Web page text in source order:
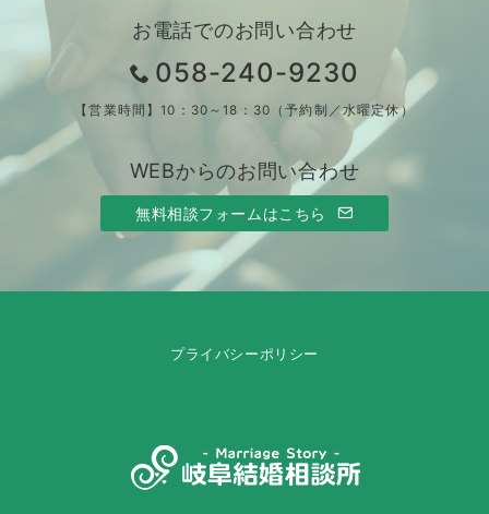
お電話でのお問い合わせ
058-240-9230
【営業時間】10：30～18：30（予約制／水曜定休）
WEBからのお問い合わせ
無料相談フォームはこちら
プライバシーポリシー